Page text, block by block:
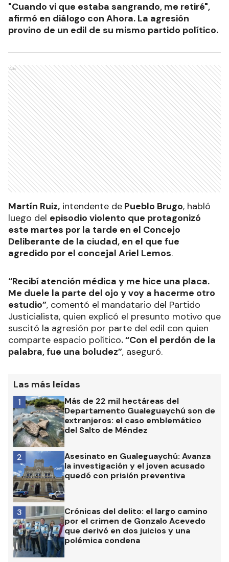
"Cuando vi que estaba sangrando, me retiré",
afirmó en diálogo con Ahora. La agresión
provino de un edil de su mismo partido político.
Ads
Martín Ruiz, intendente de Pueblo Brugo, habló
luego del episodio violento que protagonizó
este martes por la tarde en el Concejo
Deliberante de la ciudad, en el que fue
agredido por el concejal Ariel Lemos.
“Recibí atención médica y me hice una placa.
Me duele la parte del ojo y voy a hacerme otro
estudio”, comentó el mandatario del Partido
Justicialista, quien explicó el presunto motivo que
suscitó la agresión por parte del edil con quien
comparte espacio político. “Con el perdón de la
palabra, fue una boludez”, aseguró.
Las más leídas
Más de 22 mil hectáreas del
Departamento Gualeguaychú son de
extranjeros: el caso emblemático
del Salto de Méndez
1
Asesinato en Gualeguaychú: Avanza
la investigación y el joven acusado
quedó con prisión preventiva
2
Crónicas del delito: el largo camino
por el crimen de Gonzalo Acevedo
que derivó en dos juicios y una
polémica condena
3